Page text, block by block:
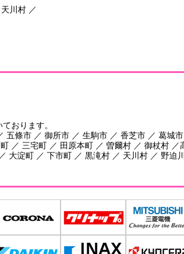
川村 ／
おります。
五條市 ／ 御所市 ／ 生駒市 ／ 香芝市 ／ 葛城市
／ 三宅町 ／ 田原本町 ／ 曽爾村 ／ 御杖村 ／
大淀町 ／ 下市町 ／ 黒滝村 ／ 天川村 ／ 野迫川